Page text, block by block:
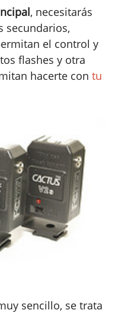
, necesitarás
secundarios,
el control y
flashes y otra
hacerte con tu
sencillo, se trata